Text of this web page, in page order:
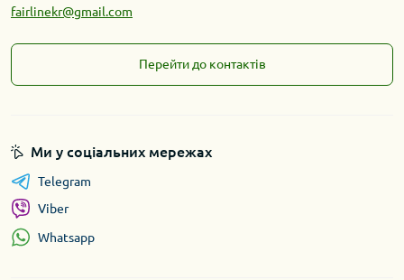
fairlinekr@gmail.com
Перейти до контактів
Ми у соціальних мережах
Telegram
Viber
Whatsapp